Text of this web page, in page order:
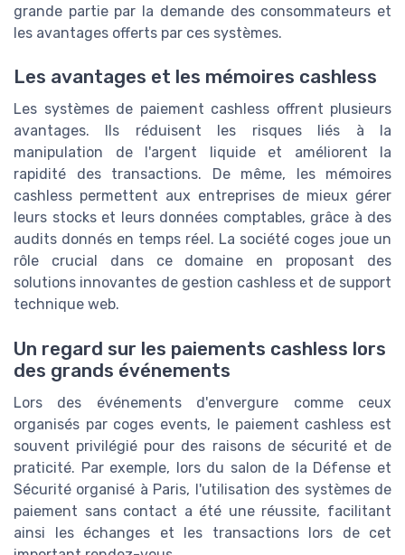
grande partie par la demande des consommateurs et
les avantages offerts par ces systèmes.
Les avantages et les mémoires cashless
Les systèmes de paiement cashless offrent plusieurs
avantages. Ils réduisent les risques liés à la
manipulation de l'argent liquide et améliorent la
rapidité des transactions. De même, les mémoires
cashless permettent aux entreprises de mieux gérer
leurs stocks et leurs données comptables, grâce à des
audits donnés en temps réel. La société coges joue un
rôle crucial dans ce domaine en proposant des
solutions innovantes de gestion cashless et de support
technique web.
Un regard sur les paiements cashless lors
des grands événements
Lors des événements d'envergure comme ceux
organisés par coges events, le paiement cashless est
souvent privilégié pour des raisons de sécurité et de
praticité. Par exemple, lors du salon de la Défense et
Sécurité organisé à Paris, l'utilisation des systèmes de
paiement sans contact a été une réussite, facilitant
ainsi les échanges et les transactions lors de cet